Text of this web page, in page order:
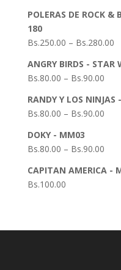
POLERAS DE ROCK
180
Bs.250.00 – Bs.280.00
ANGRY BIRDS - STAR
Bs.80.00 – Bs.90.00
RANDY Y LOS NINJAS
Bs.80.00 – Bs.90.00
DOKY - MM03
Bs.80.00 – Bs.90.00
CAPITAN AMERICA -
Bs.100.00